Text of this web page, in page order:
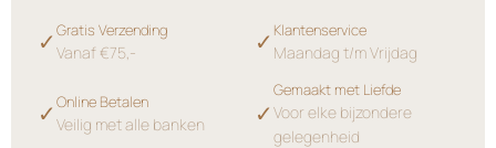
✓ Gratis Verzending
Vanaf €75,- ✓ Klantenservice
Maandag t/m Vrijdag
✓ Online Betalen
Veilig met alle banken ✓
Gemaakt met Liefde
Voor elke bijzondere
gelegenheid